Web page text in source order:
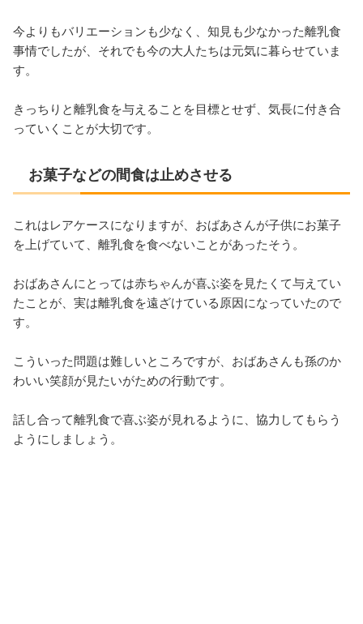
今よりもバリエーションも少なく、知見も少なかった離乳食
事情でしたが、それでも今の大人たちは元気に暮らせていま
す。
きっちりと離乳食を与えることを目標とせず、気長に付き合
っていくことが大切です。
お菓子などの間食は止めさせる
これはレアケースになりますが、おばあさんが子供にお菓子
を上げていて、離乳食を食べないことがあったそう。
おばあさんにとっては赤ちゃんが喜ぶ姿を見たくて与えてい
たことが、実は離乳食を遠ざけている原因になっていたので
す。
こういった問題は難しいところですが、おばあさんも孫のか
わいい笑顔が見たいがための行動です。
話し合って離乳食で喜ぶ姿が見れるように、協力してもらう
ようにしましょう。